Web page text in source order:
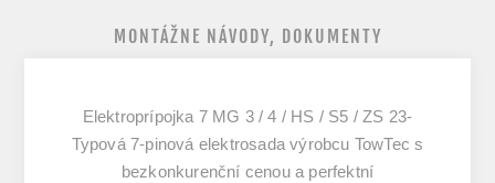
MONTÁŽNE NÁVODY, DOKUMENTY
Elektroprípojka 7 MG 3 / 4 / HS / S5 / ZS 23-
Typová 7-pinová elektrosada výrobcu TowTec s
bezkonkurenční cenou a perfektní